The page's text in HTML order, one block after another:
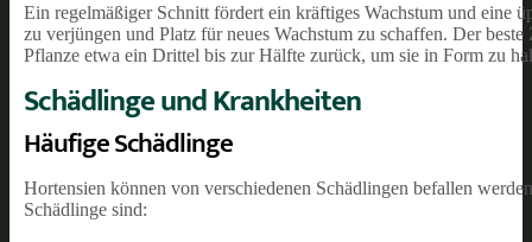
Ein regelmäßiger Schnitt fördert ein kräftiges Wachstum und eine
zu verjüngen und Platz für neues Wachstum zu schaffen. Der
Pflanze etwa ein Drittel bis zur Hälfte zurück, um sie in Form zu
Schädlinge und Krankheiten
Häufige Schädlinge
Hortensien können von verschiedenen Schädlingen befallen
Schädlinge sind: